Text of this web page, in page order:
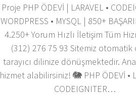
Proje PHP ÖDEVİ | LARAVEL •
WORDPRESS • MYSQL | 850+
4.250+ Yorum Hızlı İletişim Tüm
(312) 276 75 93 Sitemiz
tarayıcı dilinize dönüşmektedir.
hizmet alabilirsiniz! 🐘 PHP ÖDEVİ •
CODEIGNITER…